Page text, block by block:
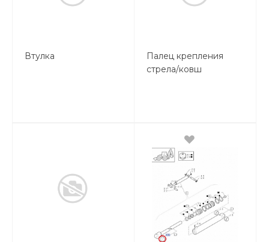
Втулка
Палец крепления
стрела/ковш